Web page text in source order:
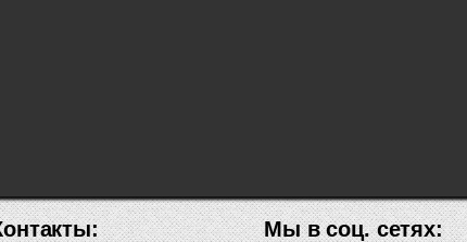
Мы в соц. сетях: